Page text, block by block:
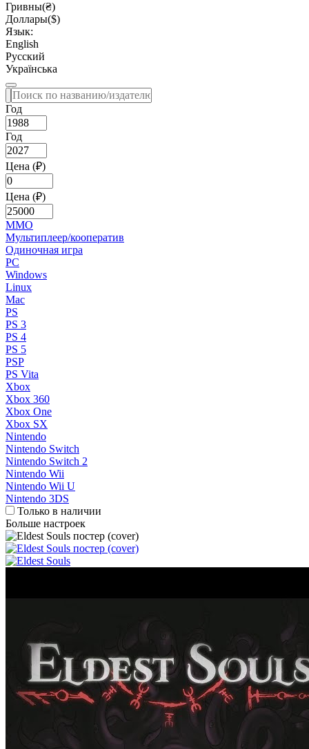
Гривны(₴)
Доллары($)
Язык:
English
Русский
Українська
Год
Год
Цена (₽)
Цена (₽)
MMO
Мультиплеер/кооператив
Одиночная игра
PC
Windows
Linux
Mac
PS
PS 3
PS 4
PS 5
PSP
PS Vita
Xbox
Xbox 360
Xbox One
Xbox SX
Nintendo
Nintendo Switch
Nintendo Switch 2
Nintendo Wii
Nintendo Wii U
Nintendo 3DS
Только в наличии
Больше настроек